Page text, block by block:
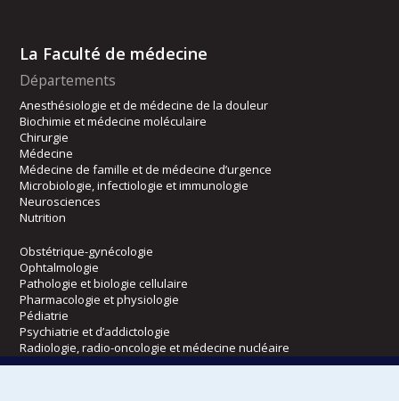
La Faculté de médecine
Départements
Anesthésiologie et de médecine de la douleur
Biochimie et médecine moléculaire
Chirurgie
Médecine
Médecine de famille et de médecine d’urgence
Microbiologie, infectiologie et immunologie
Neurosciences
Nutrition
Obstétrique-gynécologie
Ophtalmologie
Pathologie et biologie cellulaire
Pharmacologie et physiologie
Pédiatrie
Psychiatrie et d’addictologie
Radiologie, radio-oncologie et médecine nucléaire